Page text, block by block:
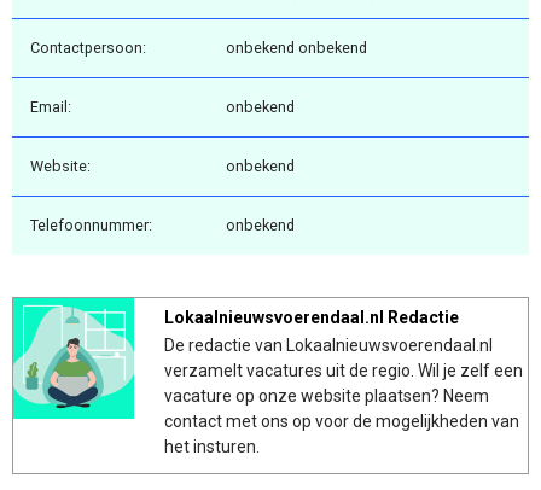
Contactpersoon: onbekend onbekend
Email: onbekend
Website: onbekend
Telefoonnummer: onbekend
Lokaalnieuwsvoerendaal.nl Redactie
De redactie van Lokaalnieuwsvoerendaal.nl
verzamelt vacatures uit de regio. Wil je zelf een
vacature op onze website plaatsen? Neem
contact met ons op voor de mogelijkheden van
het insturen.